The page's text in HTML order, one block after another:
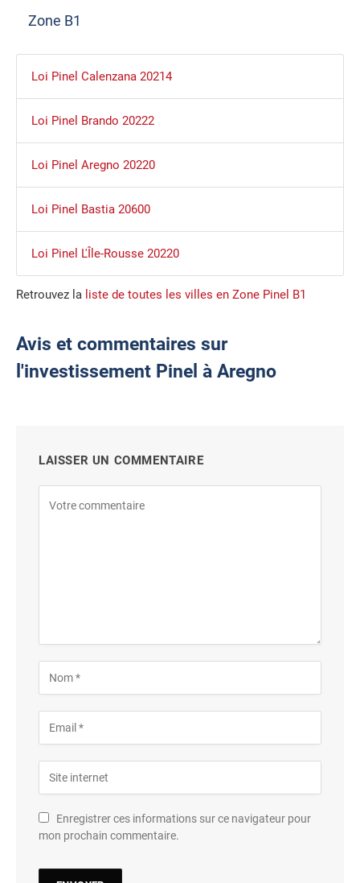
Zone B1
Loi Pinel Calenzana 20214
Loi Pinel Brando 20222
Loi Pinel Aregno 20220
Loi Pinel Bastia 20600
Loi Pinel L'Île-Rousse 20220
Retrouvez la liste de toutes les villes en Zone Pinel B1
Avis et commentaires sur
l'investissement Pinel à Aregno
LAISSER UN COMMENTAIRE
Enregistrer ces informations sur ce navigateur pour
mon prochain commentaire.